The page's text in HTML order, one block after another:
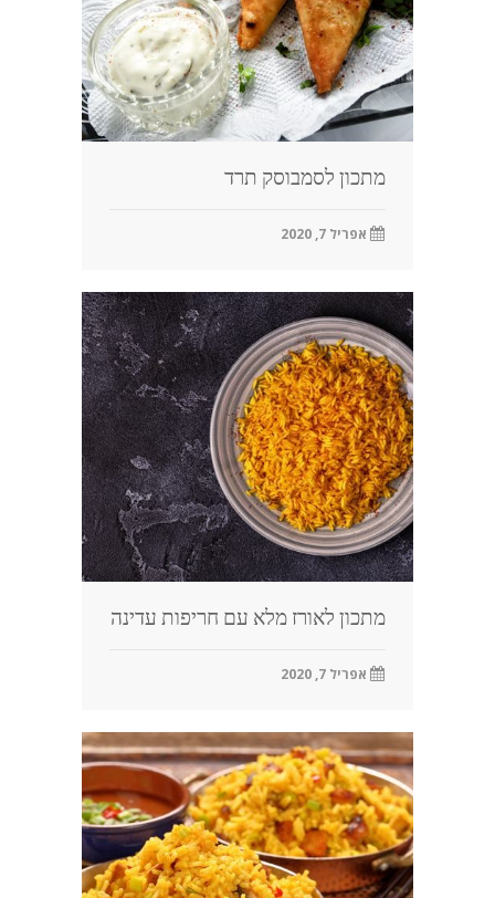
מתכון לסמבוסק תרד
אפריל 7, 2020
מתכון לאורז מלא עם חריפות עדינה
אפריל 7, 2020